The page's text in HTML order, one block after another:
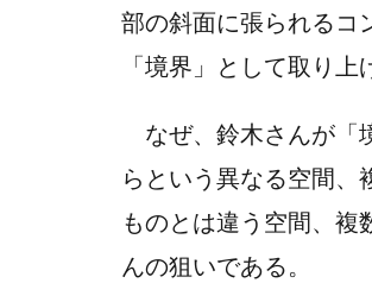
部の斜面に張られるコ
「境界」として取り上
なぜ、鈴木さんが「
らという異なる空間、
ものとは違う空間、複
んの狙いである。